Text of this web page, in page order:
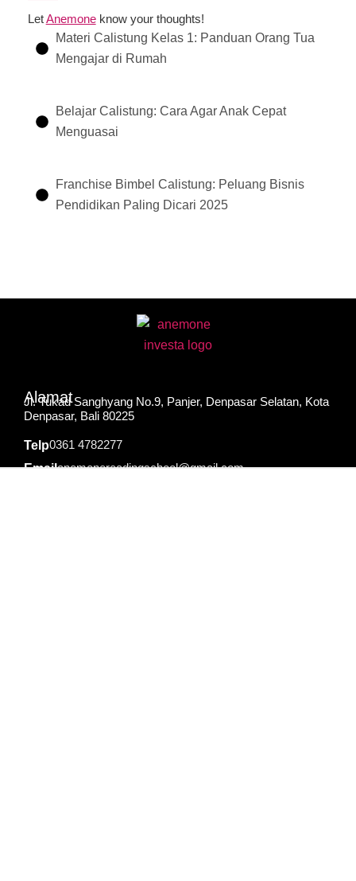
LetAnemoneknow your thoughts!
Materi Calistung Kelas 1: Panduan Orang Tua
Mengajar di Rumah
Belajar Calistung: Cara Agar Anak Cepat
Menguasai
Franchise Bimbel Calistung: Peluang Bisnis
Pendidikan Paling Dicari 2025
Alamat
Jl. Tukad Sanghyang No.9, Panjer, Denpasar Selatan, Kota
Denpasar, Bali 80225
Telp0361 4782277
Emailanemonereadingschool@gmail.com